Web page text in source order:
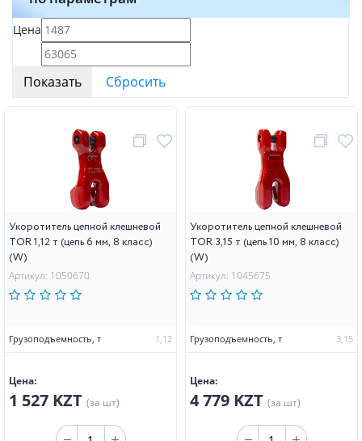
Цена
Укоротитель цепной клешневой
TOR 1,12 т (цепь 6 мм, 8 класс)
(W)
Артикул: 1050670
Грузоподъемность, т 1,12
Цена:
1 527 KZT (за шт)
Укоротитель цепной клешневой
TOR 3,15 т (цепь 10 мм, 8 класс)
(W)
Артикул: 1045675
Грузоподъемность, т 3,15
Цена:
4 779 KZT (за шт)